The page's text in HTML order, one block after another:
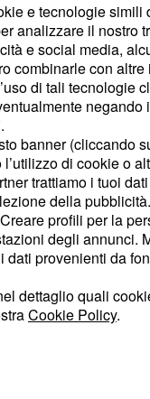
Quale ruolo hala
stile di vita sano?
quante più risposte
che è
qualora i sintomi
mellito
distinguere, per
mellito, tra la
e tecnologie simili
analizzare il nostro
e social media,
combinarle con
di tali tecnologie
.
banner (cliccando
di cookie o
trattiamo i tuoi
della
profili per la
degli annunci.
dati provenienti da
dettaglio quali
Cookie Policy.